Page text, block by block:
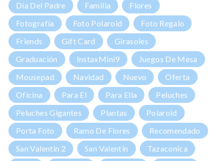
Día Del Padre
Familia
Flores
Fotografía
Foto Polaroid
Foto Regalo
Friends
Gift Card
Girasoles
Graduación
InstaxMini9
Juegos De Mesa
Mousepad
Navidad Nuevo
Oferta
Oficina
Para El Para Ella
Peluches
Peluches Gigantes
Plantas
Polaroid
Porta Foto
Ramo De Flores
Recomendado
San Valentin 2
San Valentín
Tazaconica